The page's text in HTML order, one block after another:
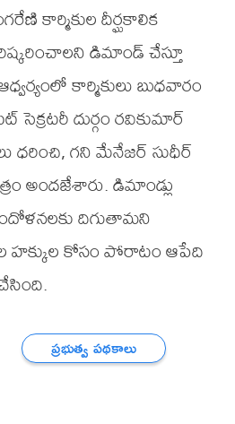
కార్మికుల దీర్ఘకాలిక
డిమాండ్ చేస్తూ
కార్మికులు బుధవారం
సెక్రటరీ దుర్గం రవికుమార్
ధరించి, గని మేనేజర్ సుధీర్
అందజేశారు. డిమాండ్లు
దిగుతామని
హక్కుల కోసం పోరాటం ఆపేది
ప్రభుత్వ పథకాలు